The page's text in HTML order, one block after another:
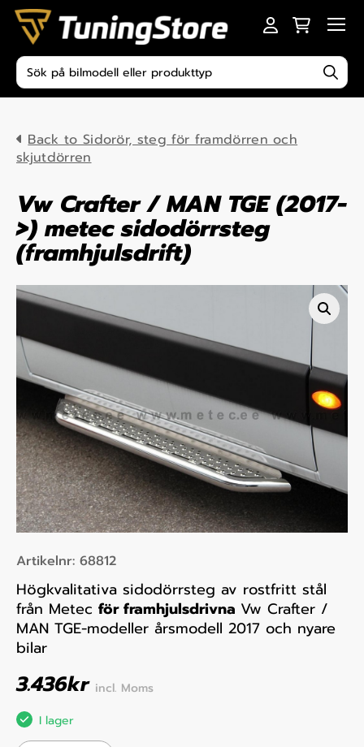
Skip to content
Produktsökning
Back to Sidorör, steg för framdörren och
skjutdörren
Vw Crafter / MAN TGE (2017-
>) metec sidodörrsteg
(framhjulsdrift)
Artikelnr: 68812
Högkvalitativa sidodörrsteg av rostfritt stål
från Metec för framhjulsdrivna Vw Crafter /
MAN TGE-modeller årsmodell 2017 och nyare
bilar
3.436kr incl. Moms
I lager